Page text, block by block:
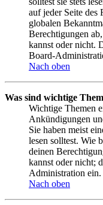
auf jeder Seite des
globalen
Berechtigungen
kannst oder nicht.
Board-
Nach oben
Was sind wichtige
Wichtige Themen
Ankündigungen
Sie haben meist
lesen solltest. Wie
deinen
kannst oder nicht;
Administration ein.
Nach oben